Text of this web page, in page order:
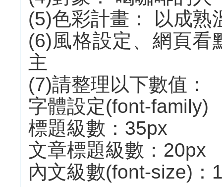
(5)色彩計畫： 以成熟
(6)風格設定、網頁看
主
(7)請整理以下數值：
字體設定(font-family)
標題級數：35px
文章標題級數：20px
內文級數(font-size)：